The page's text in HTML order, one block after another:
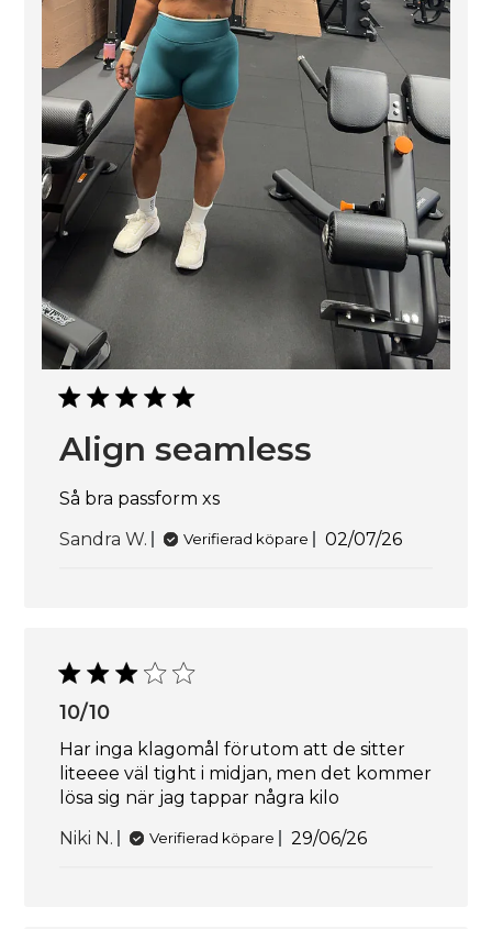
Align seamless
Så bra passform xs
Sandra W.
Verifierad köpare 02/07/26
10/10
Har inga klagomål förutom att de sitter
liteeee väl tight i midjan, men det kommer
lösa sig när jag tappar några kilo
Niki N.
Verifierad köpare 29/06/26